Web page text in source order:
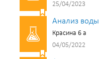
25/04/2023
Анализ воды
Красина 6 а
04/05/2022